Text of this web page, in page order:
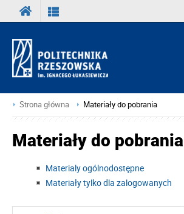
Strona główna Materiały do pobrania
Materiały do pobrania
Materialy ogólnodostępne
Materiały tylko dla zalogowanych